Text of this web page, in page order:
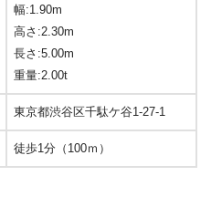
幅:1.90m
高さ:2.30m
長さ:5.00m
重量:2.00t
東京都渋谷区千駄ケ谷1-27-1
徒歩1分（100ｍ）